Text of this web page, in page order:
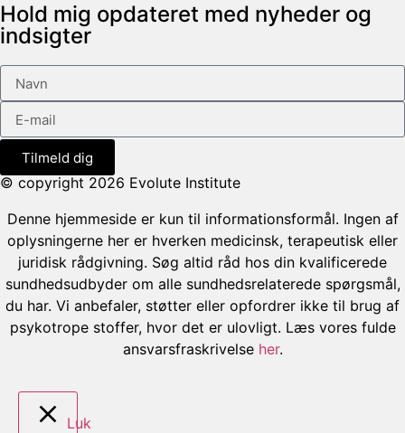
Hold mig opdateret med nyheder og
indsigter
Tilmeld dig
© copyright 2026 Evolute Institute
Denne hjemmeside er kun til informationsformål. Ingen af
oplysningerne her er hverken medicinsk, terapeutisk eller
juridisk rådgivning. Søg altid råd hos din kvalificerede
sundhedsudbyder om alle sundhedsrelaterede spørgsmål,
du har. Vi anbefaler, støtter eller opfordrer ikke til brug af
psykotrope stoffer, hvor det er ulovligt. Læs vores fulde
ansvarsfraskrivelse her.
Luk